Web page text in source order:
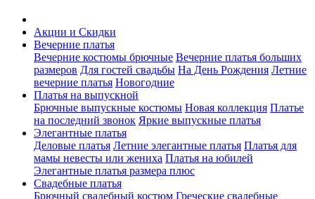
Акции и Скидки
Вечерние платья
Вечерние костюмы брючные Вечерние платья больших
размеров Для гостей свадьбы На День Рождения Летние
вечерние платья Новогодние
Платья на выпускной
Брючные выпускные костюмы Новая коллекция Платье
на последний звонок Яркие выпускные платья
Элегантные платья
Деловые платья Летние элегантные платья Платья для
мамы невесты или жениха Платья на юбилей
Элегантные платья размера плюс
Свадебные платья
Брючный свадебный костюм Греческие свадебные